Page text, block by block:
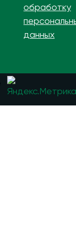
обработку
данных